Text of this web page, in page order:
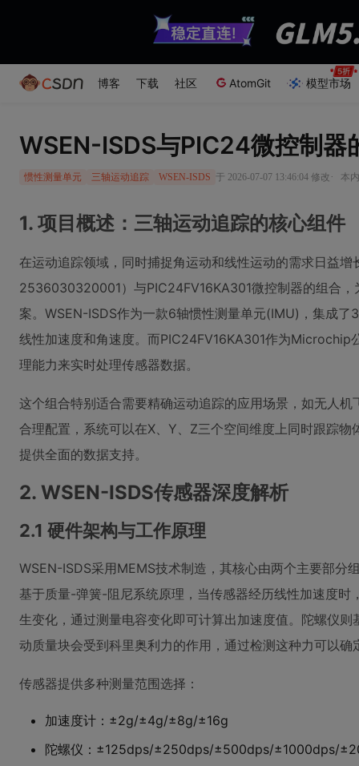
博客 下载 社区 AtomGit 模型市场
WSEN-ISDS与PIC24微控制器
惯性测量单元 三轴运动追踪 WSEN-ISDS 于 2026-07-07 13:46:04 修改 · 本
1. 项目概述：三轴运动追踪的核心组件
在运动追踪领域，同时捕捉角运动和线性运动的需求日益增
2536030320001）与PIC24FV16KA301微控制器的组合，
案。WSEN-ISDS作为一款6轴惯性测量单元(IMU)，集成
线性加速度和角速度。而PIC24FV16KA301作为Microchip
理能力来实时处理传感器数据。
这个组合特别适合需要精确运动追踪的应用场景，如无人
合理配置，系统可以在X、Y、Z三个空间维度上同时跟踪
提供全面的数据支持。
2. WSEN-ISDS传感器深度解析
2.1 硬件架构与工作原理
WSEN-ISDS采用MEMS技术制造，其核心由两个主要部分
基于质量-弹簧-阻尼系统原理，当传感器经历线性加速度时
生变化，通过测量电容变化即可计算出加速度值。陀螺仪
动质量块会受到科里奥利力的作用，通过检测这种力可以确
传感器提供多种测量范围选择：
加速度计：±2g/±4g/±8g/±16g
陀螺仪：±125dps/±250dps/±500dps/±1000dps/